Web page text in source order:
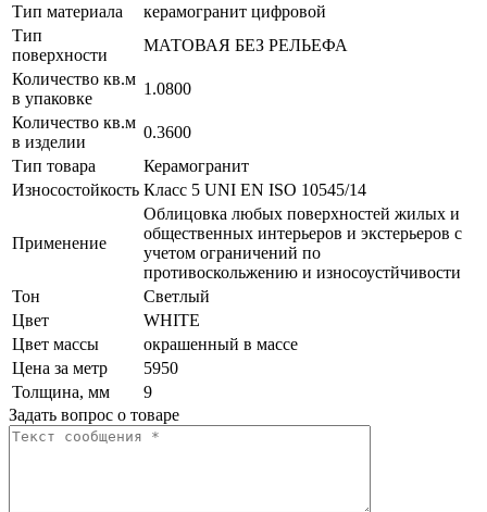
Тип материала
керамогранит цифровой
Тип
поверхности
МАТОВАЯ БЕЗ РЕЛЬЕФА
Количество кв.м
в упаковке
1.0800
Количество кв.м
в изделии
0.3600
Тип товара
Керамогранит
Износостойкость Класс 5 UNI EN ISO 10545/14
Применение
Облицовка любых поверхностей жилых и
общественных интерьеров и экстерьеров с
учетом ограничений по
противоскольжению и износоустйчивости
Тон
Светлый
Цвет
WHITE
Цвет массы
окрашенный в массе
Цена за метр
5950
Толщина, мм
9
Задать вопрос о товаре